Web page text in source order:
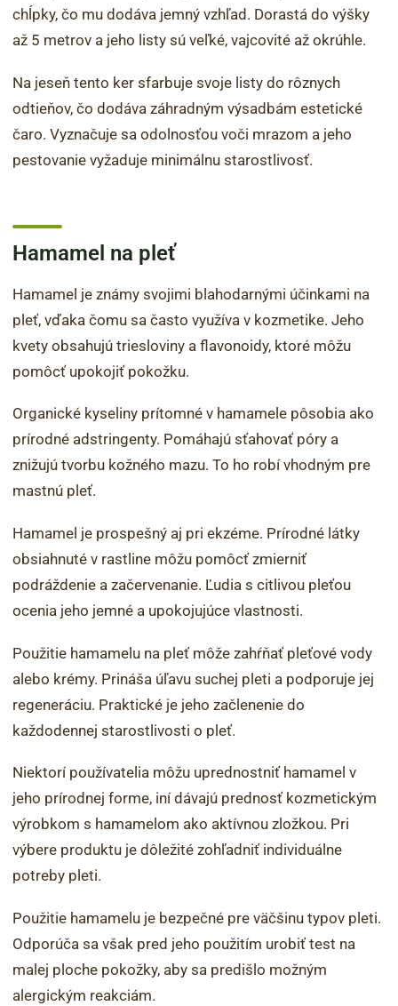
chĺpky, čo mu dodáva jemný vzhľad. Dorastá do výšky
až 5 metrov a jeho listy sú veľké, vajcovité až okrúhle.
Na jeseň tento ker sfarbuje svoje listy do rôznych
odtieňov, čo dodáva záhradným výsadbám estetické
čaro. Vyznačuje sa odolnosťou voči mrazom a jeho
pestovanie vyžaduje minimálnu starostlivosť.
Hamamel na pleť
Hamamel je známy svojimi blahodarnými účinkami na
pleť, vďaka čomu sa často využíva v kozmetike. Jeho
kvety obsahujú triesloviny a flavonoidy, ktoré môžu
pomôcť upokojiť pokožku.
Organické kyseliny prítomné v hamamele pôsobia ako
prírodné adstringenty. Pomáhajú sťahovať póry a
znižujú tvorbu kožného mazu. To ho robí vhodným pre
mastnú pleť.
Hamamel je prospešný aj pri ekzéme. Prírodné látky
obsiahnuté v rastline môžu pomôcť zmierniť
podráždenie a začervenanie. Ľudia s citlivou pleťou
ocenia jeho jemné a upokojujúce vlastnosti.
Použitie hamamelu na pleť môže zahŕňať pleťové vody
alebo krémy. Prináša úľavu suchej pleti a podporuje jej
regeneráciu. Praktické je jeho začlenenie do
každodennej starostlivosti o pleť.
Niektorí používatelia môžu uprednostniť hamamel v
jeho prírodnej forme, iní dávajú prednosť kozmetickým
výrobkom s hamamelom ako aktívnou zložkou. Pri
výbere produktu je dôležité zohľadniť individuálne
potreby pleti.
Použitie hamamelu je bezpečné pre väčšinu typov pleti.
Odporúča sa však pred jeho použitím urobiť test na
malej ploche pokožky, aby sa predišlo možným
alergickým reakciám.